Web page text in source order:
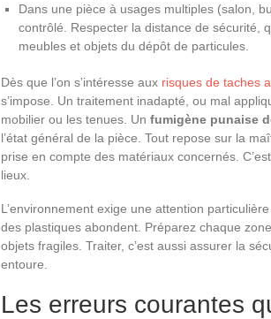
Dans une pièce à usages multiples (salon,
contrôlé. Respecter la distance de sécurité,
meubles et objets du dépôt de particules.
Dès que l’on s’intéresse aux risques de taches
s’impose. Un traitement inadapté, ou mal
mobilier ou les tenues. Un fumigène punaise
l’état général de la pièce. Tout repose sur la
prise en compte des matériaux concernés.
lieux.
L’environnement exige une attention
des plastiques abondent. Préparez chaque
objets fragiles. Traiter, c’est aussi assurer la
entoure.
Les erreurs courantes